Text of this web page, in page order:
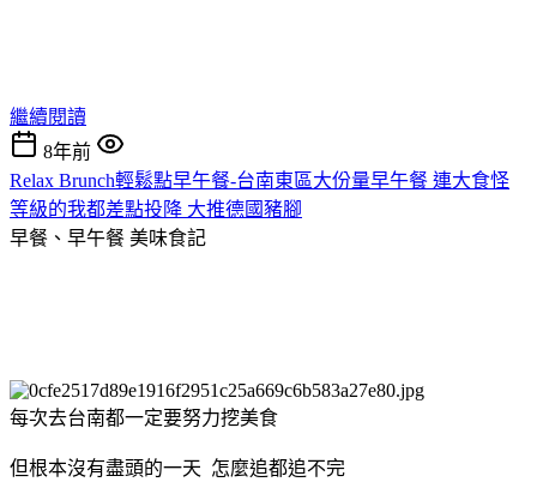
繼續閱讀
8年前
Relax Brunch輕鬆點早午餐-台南東區大份量早午餐 連大食怪
等級的我都差點投降 大推德國豬腳
早餐、早午餐 美味食記
每次去台南都一定要努力挖美食
但根本沒有盡頭的一天 怎麼追都追不完